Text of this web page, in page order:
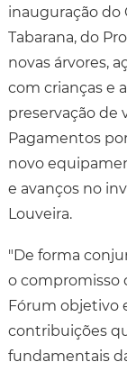
inauguração do
Tabarana, do
novas árvores,
com crianças e
preservação de
Pagamentos
novo
e avanços no
Louveira.
"De forma
o compromisso
Fórum objetivo
contribuições
fundamentais